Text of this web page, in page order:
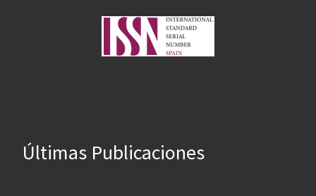
Últimas Publicaciones